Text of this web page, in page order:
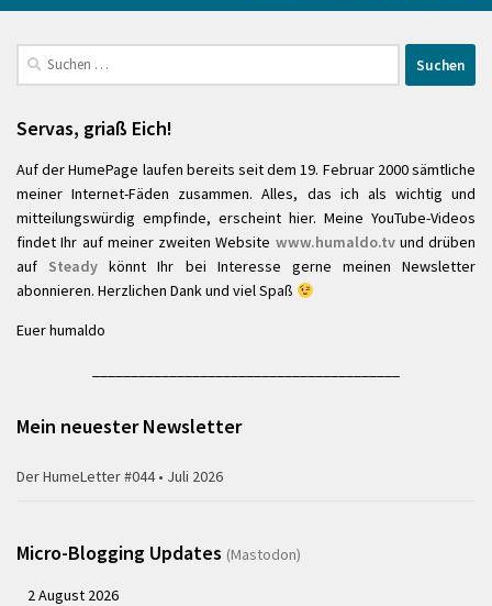
Suchen
nach:
Servas, griaß Eich!
Auf der HumePage laufen bereits seit dem 19. Februar 2000 sämtliche
meiner Internet-Fäden zusammen. Alles, das ich als wichtig und
mitteilungswürdig empfinde, erscheint hier. Meine YouTube-Videos
findet Ihr auf meiner zweiten Website www.humaldo.tvund drüben
auf Steady könnt Ihr bei Interesse gerne meinen Newsletter
abonnieren. Herzlichen Dank und viel Spaß
Euer humaldo
Mein neuester Newsletter
Der HumeLetter #044 • Juli 2026
Micro-Blogging Updates (Mastodon)
2 August 2026